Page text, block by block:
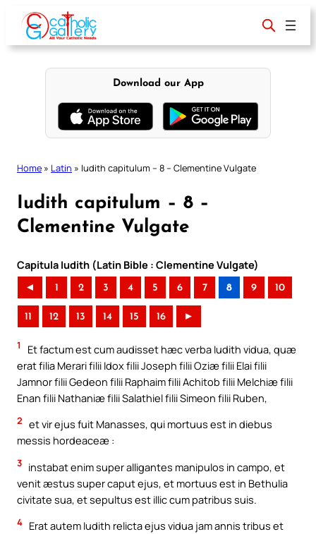
content
Download our App
Home » Latin » Iudith capitulum – 8 – Clementine Vulgate
Iudith capitulum – 8 –
Clementine Vulgate
Capitula Iudith (Latin Bible : Clementine Vulgate)
◄ 1 2 3 4 5 6 7 8 9 10
11 12 13 14 15 16 ►
1
Et factum est cum audisset hæc verba Iudith vidua, quæ
erat filia Merari filii Idox filii Joseph filii Oziæ filii Elai filii
Jamnor filii Gedeon filii Raphaim filii Achitob filii Melchiæ filii
Enan filii Nathaniæ filii Salathiel filii Simeon filii Ruben,
2 et vir ejus fuit Manasses, qui mortuus est in diebus
messis hordeaceæ :
3 instabat enim super alligantes manipulos in campo, et
venit æstus super caput ejus, et mortuus est in Bethulia
civitate sua, et sepultus est illic cum patribus suis.
4 Erat autem Iudith relicta ejus vidua jam annis tribus et